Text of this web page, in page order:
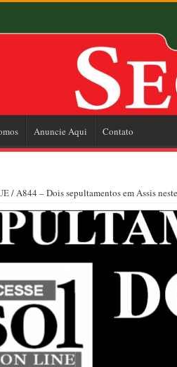
Anuncie Aqui Contato
/A844 – Dois sepultamentos em Assis